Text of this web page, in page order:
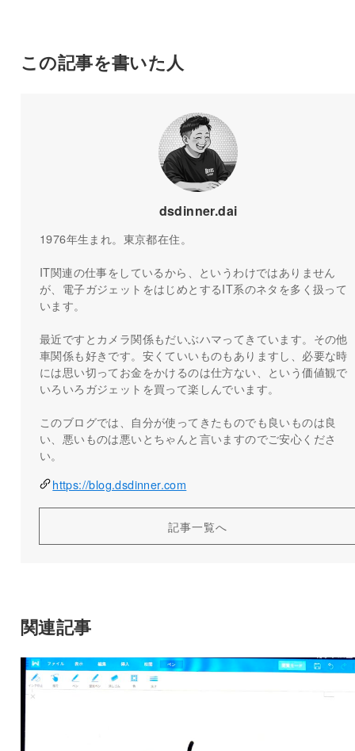
この記事を書いた人
dsdinner.dai
1976年生まれ。東京都在住。
IT関連の仕事をしているから、というわけではありません
が、電子ガジェットをはじめとするIT系のネタを多く扱って
います。
最近ですとカメラ関係もだいぶハマってきています。その他
車関係も好きです。安くていいものもありますし、必要な時
には思い切ってお金をかけるのは仕方ない、という価値観で
いろいろガジェットを買って楽しんでいます。
このブログでは、自分が使ってきたものでも良いものは良
い、悪いものは悪いとちゃんと言いますのでご安心くださ
い。
https://blog.dsdinner.com
記事一覧へ
関連記事